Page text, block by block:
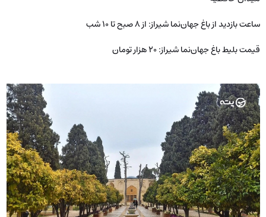
ساعت بازدید از باغ جهان‌نما شیراز: از ۸ صبح تا ۱۰ شب
قیمت بلیط باغ جهان‌نما شیراز: ۲۰ هزار تومان